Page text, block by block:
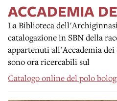
ACCADEMIA
La Biblioteca
catalogazione in SBN della
appartenuti all'Accademia
sono ora ricercabili sul
Catalogo online del polo